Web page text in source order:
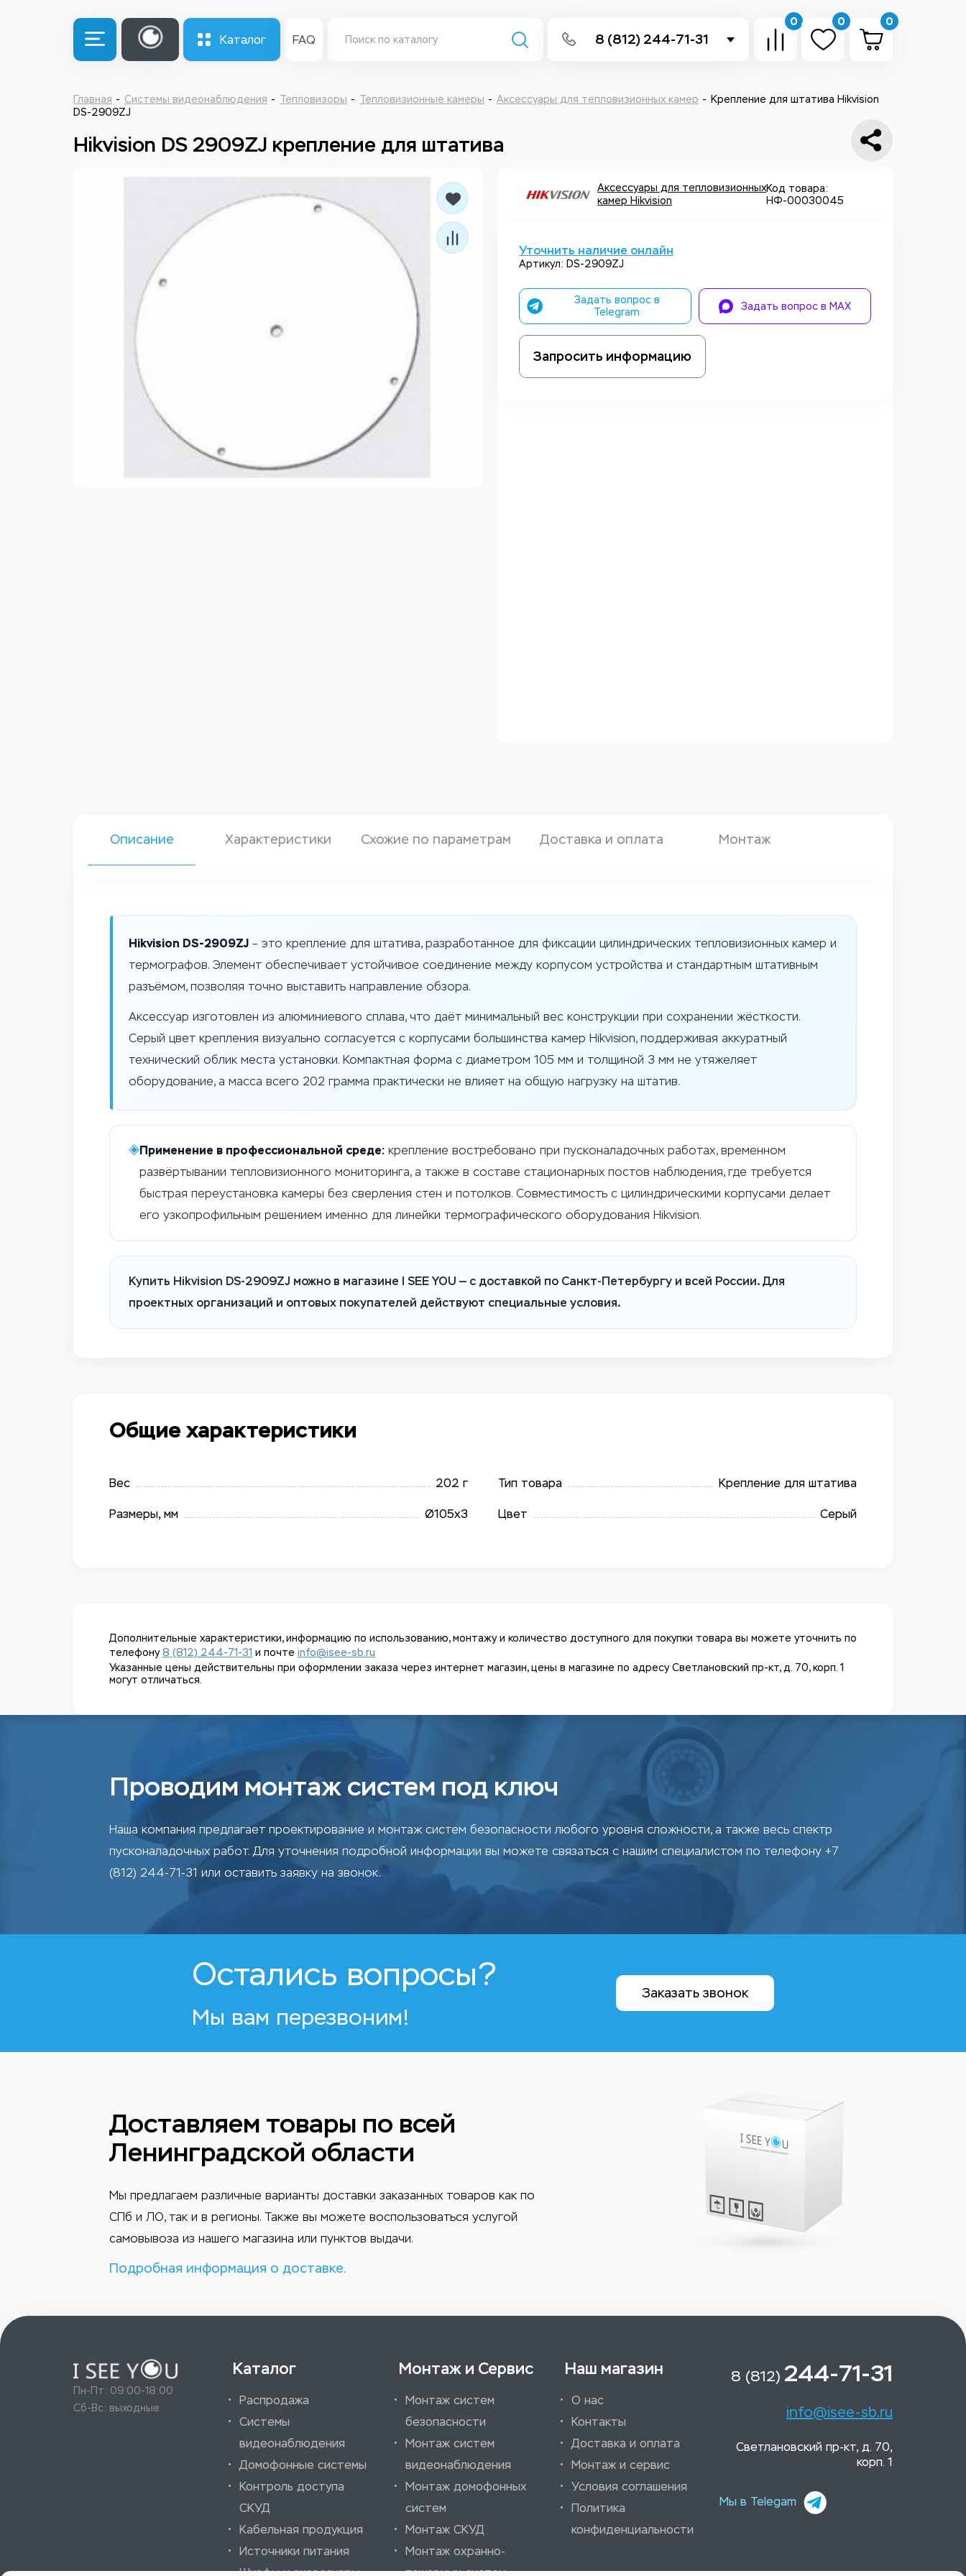
Каталог FAQ 8 (812) 244-71-31
Написать в Telegram
0 0 0
Главная Системы видеонаблюдения Тепловизоры Тепловизионные камеры Аксессуары для тепловизионных камер
Крепление для штатива Hikvision
DS-2909ZJ
Hikvision DS 2909ZJ крепление для штатива
Аксессуары для тепловизионных
камер Hikvision
Код товара:
НФ-00030045
Уточнить наличие онлайн
Артикул: DS-2909ZJ
Задать вопрос в
Telegram
Задать вопрос в MAX
Запросить информацию
Описание Характеристики Схожие по параметрам Доставка и оплата Монтаж
Hikvision DS-2909ZJ – это крепление для штатива, разработанное для фиксации цилиндрических тепловизионных камер и
термографов. Элемент обеспечивает устойчивое соединение между корпусом устройства и стандартным штативным
разъёмом, позволяя точно выставить направление обзора.
Аксессуар изготовлен из алюминиевого сплава, что даёт минимальный вес конструкции при сохранении жёсткости.
Серый цвет крепления визуально согласуется с корпусами большинства камер Hikvision, поддерживая аккуратный
технический облик места установки. Компактная форма с диаметром 105 мм и толщиной 3 мм не утяжеляет
оборудование, а масса всего 202 грамма практически не влияет на общую нагрузку на штатив.
◈Применение в профессиональной среде: крепление востребовано при пусконаладочных работах, временном
развёртывании тепловизионного мониторинга, а также в составе стационарных постов наблюдения, где требуется
быстрая переустановка камеры без сверления стен и потолков. Совместимость с цилиндрическими корпусами делает
его узкопрофильным решением именно для линейки термографического оборудования Hikvision.
Купить Hikvision DS-2909ZJ можно в магазине I SEE YOU — с доставкой по Санкт-Петербургу и всей России. Для
проектных организаций и оптовых покупателей действуют специальные условия.
Общие характеристики
Вес 202 г
Размеры, мм Ø105x3
Тип товара Крепление для штатива
Цвет Серый
Дополнительные характеристики, информацию по использованию, монтажу и количество доступного для покупки товара вы можете уточнить по
телефону8 (812) 244-71-31 и почте info@isee-sb.ru
Указанные цены действительны при оформлении заказа через интернет магазин, цены в магазине по адресу Светлановский пр-кт, д. 70, корп. 1
могут отличаться.
Проводим монтаж систем под ключ
Наша компания предлагает проектирование и монтаж систем безопасности любого уровня сложности, а также весь спектр
пусконаладочных работ. Для уточнения подробной информации вы можете связаться с нашим специалистом по телефону +7
(812) 244-71-31 или оставить заявку на звонок.
Остались вопросы?
Мы вам перезвоним!
Заказать звонок
Доставляем товары по всей
Ленинградской области
Мы предлагаем различные варианты доставки заказанных товаров как по
СПб и ЛО, так и в регионы. Также вы можете воспользоваться услугой
самовывоза из нашего магазина или пунктов выдачи.
Подробная информация о доставке.
Пн-Пт: 09:00-18:00
Сб-Вс: выходные
Каталог
Распродажа
Системы
видеонаблюдения
Домофонные системы
Контроль доступа
СКУД
Кабельная продукция
Источники питания
Шкафы и аксессуары
Монтаж и Сервис
Монтаж систем
безопасности
Монтаж систем
видеонаблюдения
Монтаж домофонных
систем
Монтаж СКУД
Монтаж охранно-
пожарных систем
Наш магазин
О нас
Контакты
Доставка и оплата
Монтаж и сервис
Условия соглашения
Политика
конфиденциальности
8 (812) 244-71-31
info@isee-sb.ru
Светлановский пр-кт, д. 70,
корп. 1
Мы в Telegam